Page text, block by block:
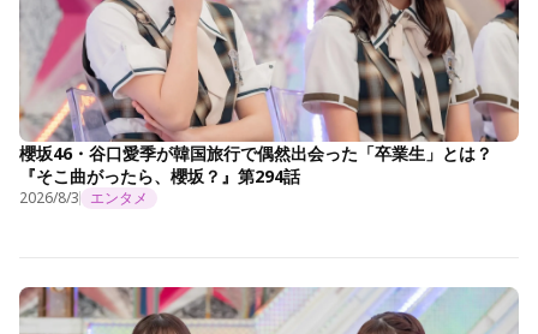
櫻坂46・谷口愛季が韓国旅行で偶然出会った「卒業生」とは？
『そこ曲がったら、櫻坂？』第294話
2026/8/3 エンタメ